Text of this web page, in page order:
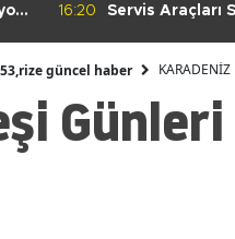
Amasya
Antalya
Artvin
16:20
Servis Araçları
Etti
güncel haber KARADENİZ
Günleri